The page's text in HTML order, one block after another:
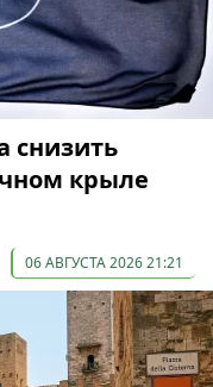
снизить
крыле
06 АВГУСТА 2026 21:21